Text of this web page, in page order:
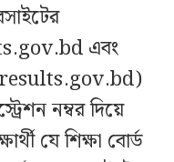
এবং
নম্বর দিয়ে
যে শিক্ষা বোর্ড